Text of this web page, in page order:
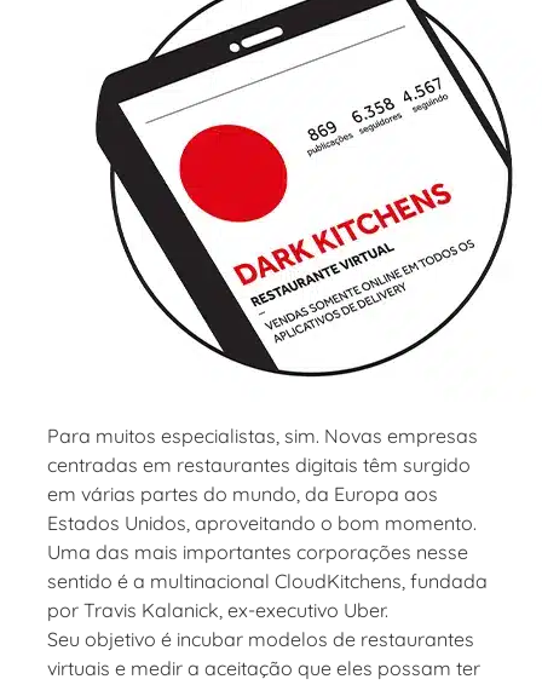
Para muitos especialistas, sim. Novas empresas
centradas em restaurantes digitais têm surgido
em várias partes do mundo, da Europa aos
Estados Unidos, aproveitando o bom momento.
Uma das mais importantes corporações nesse
sentido é a multinacional CloudKitchens, fundada
por Travis Kalanick, ex-executivo Uber.
Seu objetivo é incubar modelos de restaurantes
virtuais e medir a aceitação que eles possam ter